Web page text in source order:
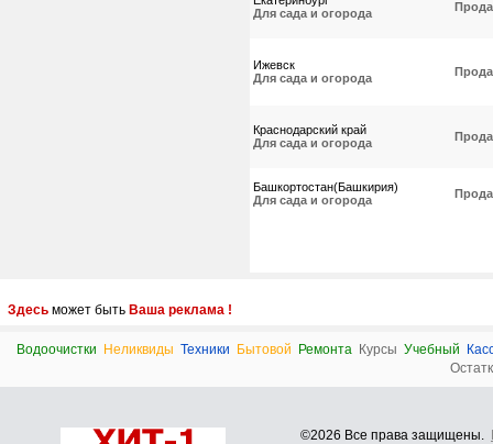
Для сада и огорода
Ижевск
Для сада и огорода
Краснодарский край
Для сада и огорода
Башкортостан(Башкирия)
Для сада и огорода
Здесь может быть Ваша реклама !
Водоочистки Неликвиды Техники Бытовой Ремонта Курсы Учебный
©2026 Все права защищены.